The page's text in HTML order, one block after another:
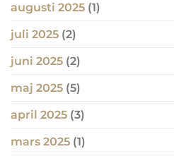
augusti 2025 (1)
juli 2025 (2)
juni 2025 (2)
maj 2025 (5)
april 2025 (3)
mars 2025 (1)